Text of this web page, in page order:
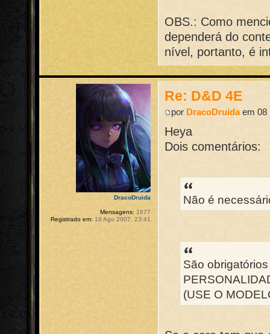
OBS.: Como
dependerá do
nível, portanto, é
Re: D&D 4E
por DracoDruidaem 08
Heya
Dois comentários:
Não é
São
(USE O
DracoDruida
Mensagens: 1677
Registrado em: 18 Ago 2007, 23:41